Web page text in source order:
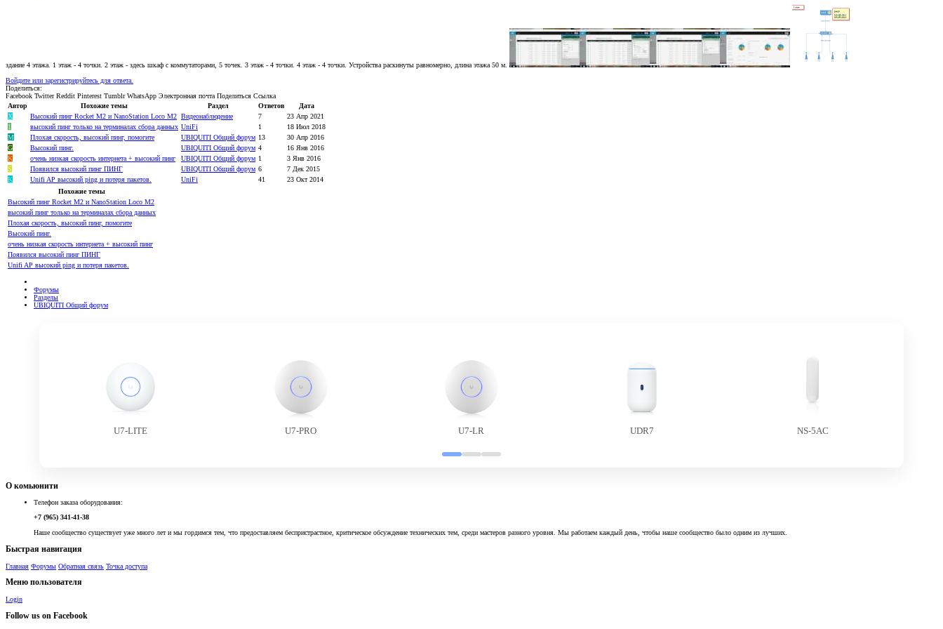
здание 4 этажа. 1 этаж - 4 точки. 2 этаж - здесь шкаф с коммутаторами, 5 точек. 3 этаж - 4 точки. 4 этаж - 4 точки. Устройства раскинуты равномерно, длина этажа 50 м.
Войдите или зарегистрируйтесь для ответа.
Поделиться:
Facebook Twitter Reddit Pinterest Tumblr WhatsApp Электронная почта Поделиться Ссылка
Автор
Похожие темы Раздел Ответов
Дата
X
Высокий пинг Rocket M2 и NanoStation Loco М2 Видеонаблюдение 7
23 Апр 2021
1
высокий пинг только на терминалах сбора данных UniFi 1
18 Июл 2018
M
Плохая скорость, высокий пинг, помогите UBIQUITI Общий форум 13
30 Апр 2016
G
Высокий пинг. UBIQUITI Общий форум 4
16 Янв 2016
K
очень низкая скорость интернета + высокий пинг UBIQUITI Общий форум 1
3 Янв 2016
S
Появился высокий пинг ПИНГ UBIQUITI Общий форум 6
7 Дек 2015
K
Unifi AP высокий ping и потеря пакетов. UniFi 41
23 Окт 2014
Похожие темы
Высокий пинг Rocket M2 и NanoStation Loco М2
высокий пинг только на терминалах сбора данных
Плохая скорость, высокий пинг, помогите
Высокий пинг.
очень низкая скорость интернета + высокий пинг
Появился высокий пинг ПИНГ
Unifi AP высокий ping и потеря пакетов.
Форумы
Разделы
UBIQUITI Общий форум
U7-LITE U7-PRO U7-LR UDR7 NS-5AC
О комьюнити
Телефон заказа оборудования:
+7 (965) 341-41-38
Наше сообщество существует уже много лет и мы гордимся тем, что предоставляем беспристрастное, критическое обсуждение технических тем, среди мастеров разного уровня. Мы работаем каждый день, чтобы наше сообщество было одним из лучших.
Быстрая навигация
Главная Форумы Обратная связь Точка доступа
Меню пользователя
Login
Follow us on Facebook